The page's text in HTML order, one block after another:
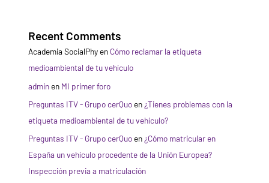
Recent Comments
Academia SocialPhyen Cómo reclamar la etiqueta
medioambiental de tu vehículo
adminen MI primer foro
Preguntas ITV - Grupo cerQuoen ¿Tienes problemas con la
etiqueta medioambiental de tu vehículo?
Preguntas ITV - Grupo cerQuoen¿Cómo matricular en
España un vehículo procedente de la Unión Europea?
Inspección previa a matriculación